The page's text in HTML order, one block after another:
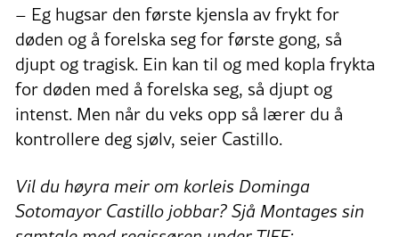
– Eg hugsar den første kjensla av frykt for
døden og å forelska seg for første gong, så
djupt og tragisk. Ein kan til og med kopla frykta
for døden med å forelska seg, så djupt og
intenst. Men når du veks opp så lærer du å
kontrollere deg sjølv, seier Castillo.
Vil du høyra meir om korleis Dominga
Sotomayor Castillo jobbar? Sjå Montages sin